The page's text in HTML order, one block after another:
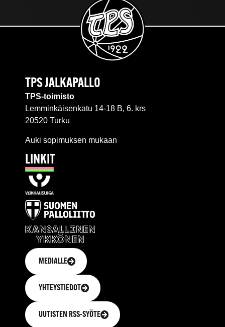
TPS JALKAPALLO
TPS-toimisto
Lemminkäisenkatu 14-18 B, 6. krs
20520 Turku
Auki sopimuksen mukaan
LINKIT
MEDIALLE
YHTEYSTIEDOT
UUTISTEN RSS-SYÖTE